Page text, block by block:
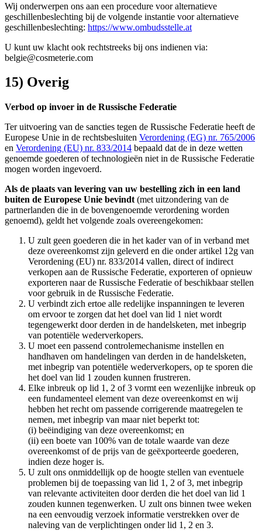
Wij onderwerpen ons aan een procedure voor alternatieve
geschillenbeslechting bij de volgende instantie voor alternatieve
geschillenbeslechting: https://www.ombudsstelle.at
U kunt uw klacht ook rechtstreeks bij ons indienen via:
belgie@cosmeterie.com
15) Overig
Verbod op invoer in de Russische Federatie
Ter uitvoering van de sancties tegen de Russische Federatie heeft de
Europese Unie in de rechtsbesluiten Verordening (EG) nr. 765/2006
en Verordening (EU) nr. 833/2014 bepaald dat de in deze wetten
genoemde goederen of technologieën niet in de Russische Federatie
mogen worden ingevoerd.
Als de plaats van levering van uw bestelling zich in een land
buiten de Europese Unie bevindt (met uitzondering van de
partnerlanden die in de bovengenoemde verordening worden
genoemd), geldt het volgende zoals overeengekomen:
U zult geen goederen die in het kader van of in verband met
deze overeenkomst zijn geleverd en die onder artikel 12g van
Verordening (EU) nr. 833/2014 vallen, direct of indirect
verkopen aan de Russische Federatie, exporteren of opnieuw
exporteren naar de Russische Federatie of beschikbaar stellen
voor gebruik in de Russische Federatie.
U verbindt zich ertoe alle redelijke inspanningen te leveren
om ervoor te zorgen dat het doel van lid 1 niet wordt
tegengewerkt door derden in de handelsketen, met inbegrip
van potentiële wederverkopers.
U moet een passend controlemechanisme instellen en
handhaven om handelingen van derden in de handelsketen,
met inbegrip van potentiële wederverkopers, op te sporen die
het doel van lid 1 zouden kunnen frustreren.
Elke inbreuk op lid 1, 2 of 3 vormt een wezenlijke inbreuk op
een fundamenteel element van deze overeenkomst en wij
hebben het recht om passende corrigerende maatregelen te
nemen, met inbegrip van maar niet beperkt tot:
(i) beëindiging van deze overeenkomst; en
(ii) een boete van 100% van de totale waarde van deze
overeenkomst of de prijs van de geëxporteerde goederen,
indien deze hoger is.
U zult ons onmiddellijk op de hoogte stellen van eventuele
problemen bij de toepassing van lid 1, 2 of 3, met inbegrip
van relevante activiteiten door derden die het doel van lid 1
zouden kunnen tegenwerken. U zult ons binnen twee weken
na een eenvoudig verzoek informatie verstrekken over de
naleving van de verplichtingen onder lid 1, 2 en 3.